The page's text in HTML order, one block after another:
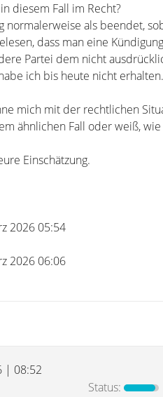
diesem Fall im Recht?
normalerweise als beendet,
dass man eine
Partei dem nicht
ich bis heute nicht erhalten.
mich mit der rechtlichen
ähnlichen Fall oder weiß,
Einschätzung.
2026 05:54
2026 06:06
| 08:52
Status: